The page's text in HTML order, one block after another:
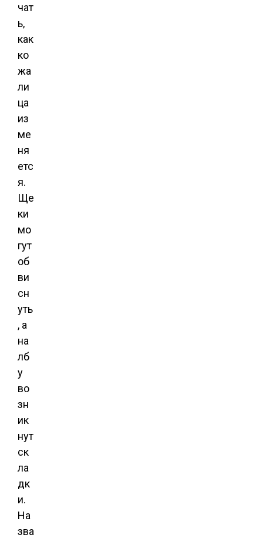
чат
ь,
как
ко
жа
ли
ца
из
ме
ня
етс
я.
Ще
ки
мо
гут
об
ви
сн
уть
, а
на
лб
у
во
зн
ик
нут
ск
ла
дк
и.
На
зва